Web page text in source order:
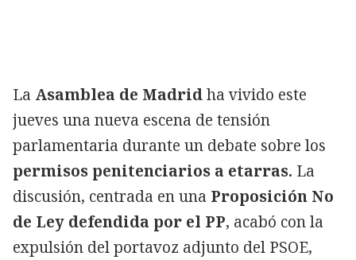
La Asamblea de Madridha vivido este
jueves una nueva escena de tensión
parlamentaria durante un debate sobre los
permisos penitenciarios a etarras. La
discusión, centrada en una Proposición No
de Ley defendida por el PP, acabó con la
expulsión del portavoz adjunto del PSOE,